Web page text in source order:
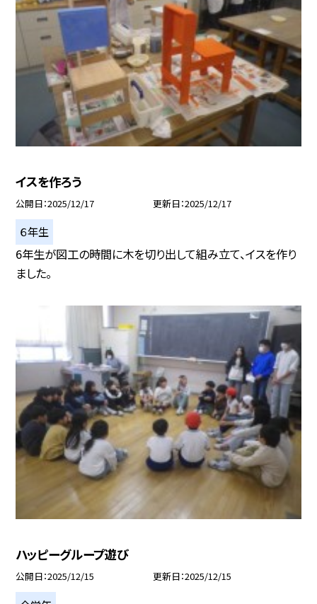
イスを作ろう
公開日 2025/12/17 更新日 2025/12/17
６年生
6年生が図工の時間に木を切り出して組み立て、イスを作り
ました。
ハッピーグループ遊び
公開日 2025/12/15 更新日 2025/12/15